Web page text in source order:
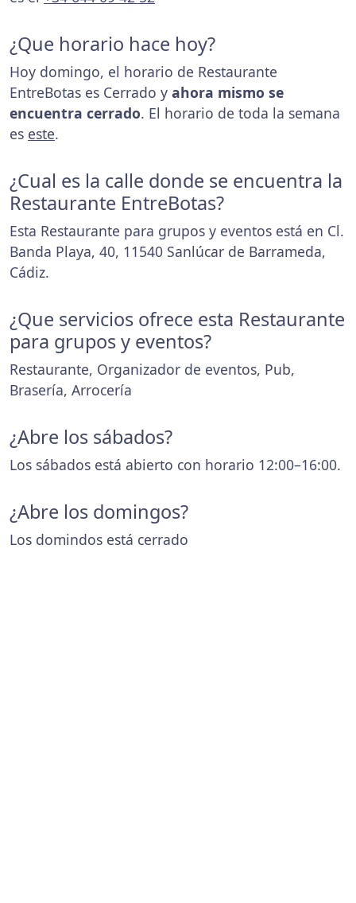
¿Que horario hace hoy?
Hoy domingo, el horario de Restaurante
EntreBotas es Cerrado y ahora mismo se
encuentra cerrado. El horario de toda la semana
es este.
¿Cual es la calle donde se encuentra la
Restaurante EntreBotas?
Esta Restaurante para grupos y eventos está en Cl.
Banda Playa, 40, 11540 Sanlúcar de Barrameda,
Cádiz.
¿Que servicios ofrece esta Restaurante
para grupos y eventos?
Restaurante, Organizador de eventos, Pub,
Brasería, Arrocería
¿Abre los sábados?
Los sábados está abierto con horario 12:00–16:00.
¿Abre los domingos?
Los domindos está cerrado